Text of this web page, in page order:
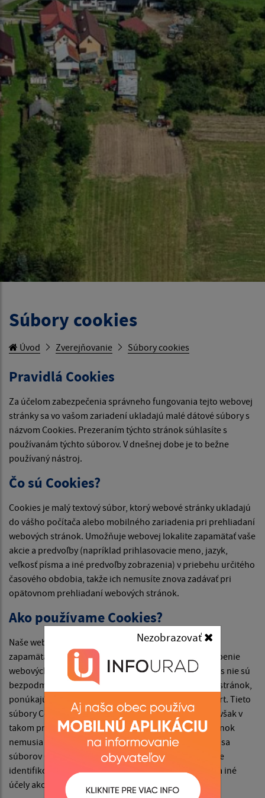
Nezobrazovať
Súbory cookies
Úvod Zverejňovanie Súbory cookies
Pravidlá Cookies
Za účelom zabezpečenia správneho fungovania tejto webovej
stránky sa vo vašom zariadení ukladajú malé dátové súbory s
názvom Cookies. Prezeraním týchto stránok súhlasíte s
používanám týchto súborov. V dnešnej dobe je to bežne
používaný nástroj.
Čo sú Cookies?
Cookies je malý textový súbor, ktorý webové stránky ukladajú
do vášho počítača alebo mobilného zariadenia pri prehliadaní
webových stránok. Umožňuje webovej lokalite zapamätať vaše
akcie a predvoľby (napríklad prihlasovacie meno, jazyk,
veľkosť písma a iné predvoľby zobrazenia) v priebehu určitého
časového obdobia, takže ich nemusíte znova zadávať pri
opätovnom prehliadaní webových stránok.
Ako používame Cookies?
Naše webové stránky používajú súbory Cookies na
zapamätanie nastavení používateľa a lepšie prispôsobenie
webových stránok záujmom návštevníka. Hoci Cookies nie sú
bezpodmienečne potrebné na fungovanie webových stránok,
ponúkajú pri návšteve webových stránok vyšší komfort. Tieto
súbory Cookies môžete odstrániť alebo zablokovať, avšak v
takom prípade niektoré funkcie týchto webových stránok
nemusia fungovať podľa určenia. Informácie týkajúce sa
súborov Cookies sa nepoužívajú na to, aby vás osobne
identifikovali. Tieto súbory Cookies sa nepoužívajú na iné
účely ako tie, ktoré sú tu popísané.